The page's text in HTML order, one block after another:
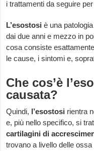
i trattamenti da seguire
L’esostosi è una
dai due anni e mezzo in
cosa consiste
le cause, i sintomi e,
Che cos’è
causata?
Quindi, l’esostosi rientra
e, più nello specifico, si
cartilagini di
trovano a livello delle ossa